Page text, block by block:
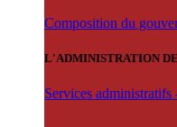
Composition du
L'ADMINISTRATION
Services administratifs